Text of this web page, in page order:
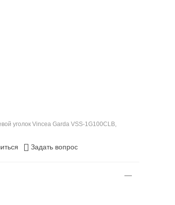
уголок Vincea Garda VSS-1G100CLB,
Задать вопрос